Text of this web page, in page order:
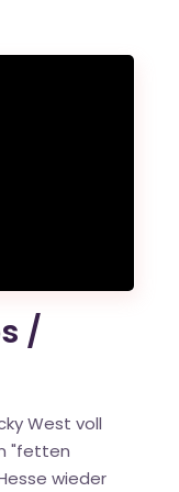
/
West voll
"fetten
wieder